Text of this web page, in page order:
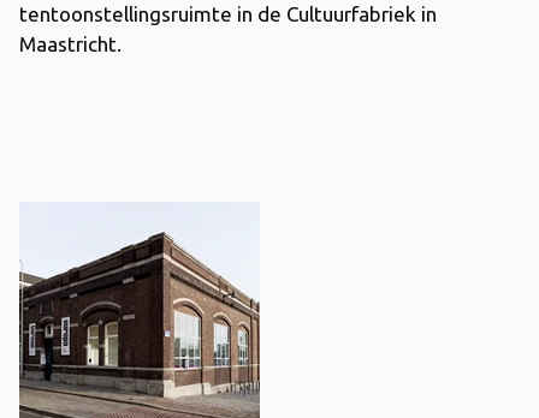
tentoonstellingsruimte in de Cultuurfabriek in
Maastricht.